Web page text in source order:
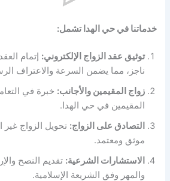
خدماتنا في حي الهدا تشمل:
توثيق عقد الزواج الإلكتروني: إتمام
ناجز، مما يضمن السرعة والاعتراف
زواج المقيمين والأجانب: خبرة في
المقيمين في حي الهدا.
التصادق على الزواج: تحويل الزواج
موثق ومعتمد.
الاستشارات الشرعية: تقديم النصح
والمهر وفق الشريعة الإسلامية.